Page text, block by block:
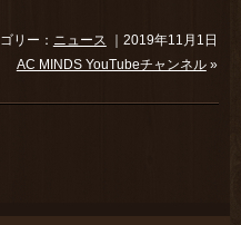
リー： ニュース ｜2019年11月1日
AC MINDS YouTubeチャンネル»